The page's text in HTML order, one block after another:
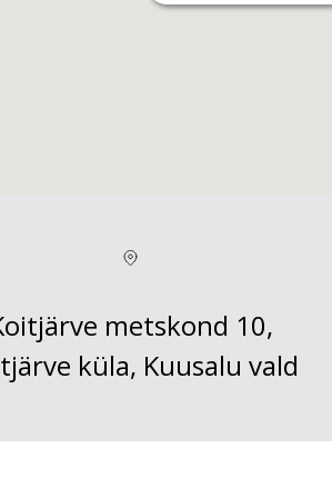
metskond 10,
küla, Kuusalu vald